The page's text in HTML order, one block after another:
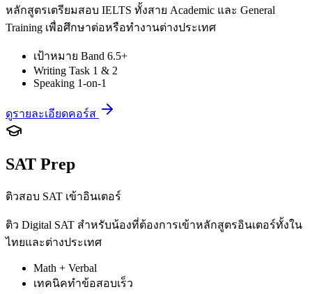
หลักสูตรเตรียมสอบ IELTS ทั้งสาย Academic และ General
Training เพื่อศึกษาต่อหรือทำงานต่างประเทศ
เป้าหมาย Band 6.5+
Writing Task 1 & 2
Speaking 1-on-1
ดูรายละเอียดคอร์ส
SAT Prep
ติวสอบ SAT เข้าอินเตอร์
ติว Digital SAT สำหรับน้องที่ต้องการเข้าหลักสูตรอินเตอร์ทั้งใน
ไทยและต่างประเทศ
Math + Verbal
เทคนิคทำข้อสอบเร็ว